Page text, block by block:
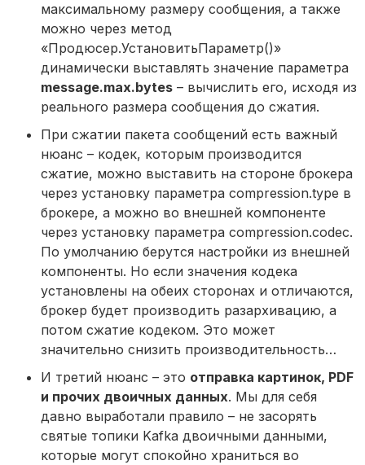
максимальному размеру сообщения, а также
можно через метод
«Продюсер.УстановитьПараметр()»
динамически выставлять значение параметра
message.max.bytes – вычислить его, исходя из
реального размера сообщения до сжатия.
При сжатии пакета сообщений есть важный
нюанс – кодек, которым производится
сжатие, можно выставить на стороне брокера
через установку параметра compression.type в
брокере, а можно во внешней компоненте
через установку параметра compression.codec.
По умолчанию берутся настройки из внешней
компоненты. Но если значения кодека
установлены на обеих сторонах и отличаются,
брокер будет производить разархивацию, а
потом сжатие кодеком. Это может
значительно снизить производительность…
И третий нюанс – это отправка картинок, PDF
и прочих двоичных данных. Мы для себя
давно выработали правило – не засорять
святые топики Kafka двоичными данными,
которые могут спокойно храниться во